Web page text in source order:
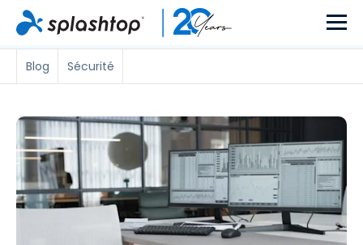
Blog Sécurité